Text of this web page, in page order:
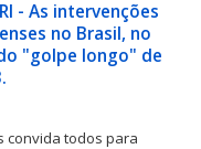
- As intervenções
no Brasil, no
"golpe longo" de
convida todos para